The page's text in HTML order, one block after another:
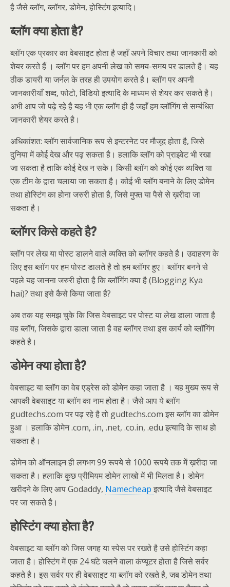
है जैसे ब्लॉग, ब्लॉगर, डोमेन, होस्टिंग इत्यादि।
ब्लॉग क्या होता है?
ब्लॉग एक प्रकार का वेबसाइट होता है जहाँ अपने विचार तथा जानकारी को
शेयर करते हैं । ब्लॉग पर हम अपनी लेख को समय-समय पर डालते है। यह
ठीक डायरी या जर्नल के तरह ही उपयोग करते है। ब्लॉग पर अपनी
जानकारीयाँ शब्द, फोटो, विडियो इत्यादि के माध्यम से शेयर कर सकते है।
अभी आप जो पढ़े रहे है यह भी एक ब्लॉग ही है जहाँ हम ब्लॉगिंग से सम्बंधित
जानकारी शेयर करते है।
अधिकांशत: ब्लॉग सार्वजानिक रूप से इन्टरनेट पर मौजूद होता है, जिसे
दुनिया में कोई देख और पढ़ सकता है। हलाकि ब्लॉग को प्राइवेट भी रखा
जा सकता है ताकि कोई देख न सके। किसी ब्लॉग को कोई एक व्यक्ति या
एक टीम के द्वारा चलाया जा सकता है। कोई भी ब्लॉग बनाने के लिए डोमेन
तथा होस्टिंग का होना जरुरी होता है, जिसे मुफ्त या पैसे से ख़रीदा जा
सकता है।
ब्लॉगर किसे कहते है?
ब्लॉग पर लेख या पोस्ट डालने वाले व्यक्ति को ब्लॉगर कहते है। उदाहरण के
लिए इस ब्लॉग पर हम पोस्ट डालते है तो हम ब्लॉगर हुए। ब्लॉगर बनने से
पहले यह जानना जरुरी होता है कि ब्लॉगिंग क्या है (Blogging Kya
hai)? तथा इसे कैसे किया जाता है?
अब तक यह समझ चुके कि जिस वेबसाइट पर पोस्ट या लेख डाला जाता है
वह ब्लॉग, जिसके द्वारा डाला जाता है वह ब्लॉगर तथा इस कार्य को ब्लॉगिंग
कहते है।
डोमेन क्या होता है?
वेबसाइट या ब्लॉग का वेब एड्रेस को डोमेन कहा जाता है । यह मुख्य रूप से
आपकी वेबसाइट या ब्लॉग का नाम होता है। जैसे आप ये ब्लॉग
gudtechs.com पर पढ़ रहे है तो gudtechs.com इस ब्लॉग का डोमेन
हुआ । हलाकि डोमेन .com, .in, .net, .co.in, .edu इत्यादि के साथ हो
सकता है।
डोमेन को ऑनलाइन ही लगभग 99 रूपये से 1000 रूपये तक में ख़रीदा जा
सकता है। हलाकि कुछ प्रीमियम डोमेन लाखो में भी मिलता है। डोमेन
खरीदने के लिए आप Godaddy, Namecheap इत्यादि जैसे वेबसाइट
पर जा सकते है।
होस्टिंग क्या होता है?
वेबसाइट या ब्लॉग को जिस जगह या स्पेस पर रखते है उसे होस्टिंग कहा
जाता है। होस्टिंग में एक 24 घंटे चलने वाला कंप्यूटर होता है जिसे सर्वर
कहते है। इस सर्वर पर ही वेबसाइट या ब्लॉग को रखते है, जब डोमेन तथा